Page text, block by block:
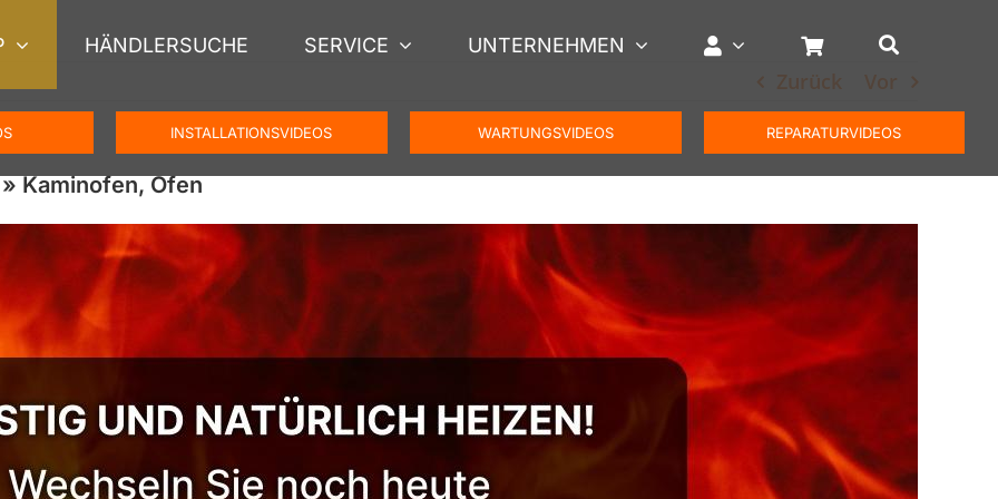
HÄNDLERSUCHE SERVICE UNTERNEHMEN
INSTALLATIONSVIDEOS WARTUNGSVIDEOS REPARATURVIDEOS
Zurück Vor
» Kaminofen, Ofen